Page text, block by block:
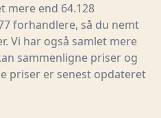
mere end 64.128
forhandlere, så du nemt
Vi har også samlet mere
sammenligne priser og
priser er senest opdateret